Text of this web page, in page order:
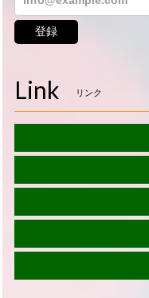
登録
Link リンク